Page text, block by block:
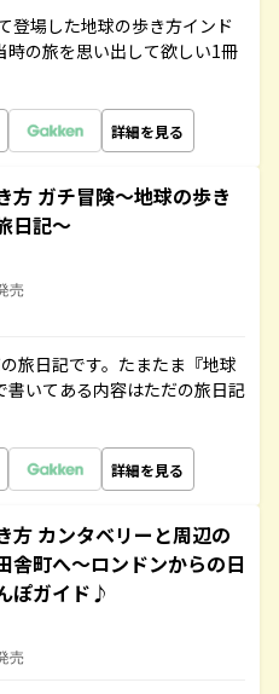
登場した地球の歩き方インド
の旅を思い出して欲しい1冊
詳細を見る
方 ガチ冒険～地球の歩き
日記～
売
旅日記です。たまたま『地球
いてある内容はただの旅日記
詳細を見る
方 カンタベリーと周辺の
舎町へ～ロンドンからの日
ぽガイド♪
売